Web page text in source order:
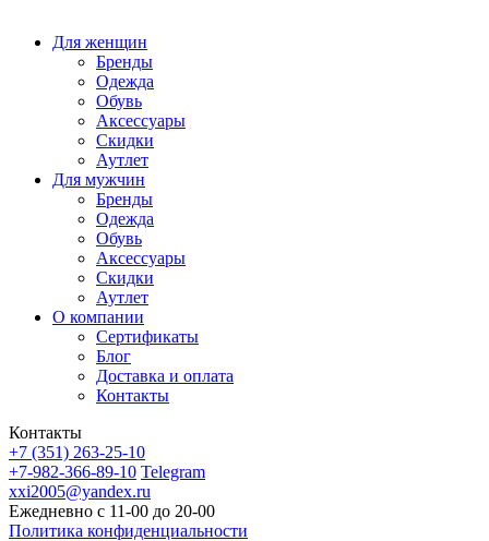
Для женщин
Бренды
Одежда
Обувь
Аксессуары
Скидки
Аутлет
Для мужчин
Бренды
Одежда
Обувь
Аксессуары
Скидки
Аутлет
О компании
Сертификаты
Блог
Доставка и оплата
Контакты
Контакты
+7 (351) 263-25-10
+7-982-366-89-10 Telegram
xxi2005@yandex.ru
Ежедневно с 11-00 до 20-00
Политика конфиденциальности